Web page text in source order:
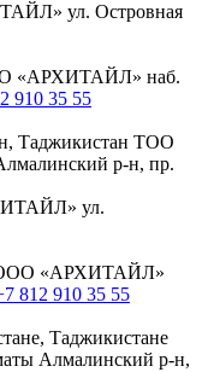
ул. Островная
«АРХИТАЙЛ» наб.
910 35 55
Таджикистан TOO
р-н, пр.
ул.
«АРХИТАЙЛ»
812 910 35 55
Таджикистане
Алмалинский р-н,